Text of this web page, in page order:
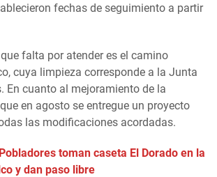
fechas de seguimiento a partir
falta por atender es el camino
cuya limpieza corresponde a la Junta
En cuanto al mejoramiento de la
en agosto se entregue un proyecto
las modificaciones acordadas.
Pobladores toman caseta El Dorado en la
y dan paso libre